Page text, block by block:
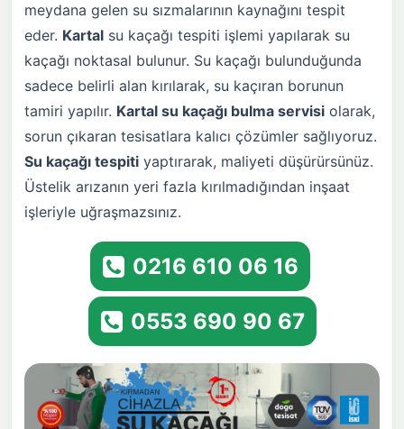
meydana gelen su sızmalarının kaynağını tespit
eder. Kartal su kaçağı tespiti işlemi yapılarak su
kaçağı noktasal bulunur. Su kaçağı bulunduğunda
sadece belirli alan kırılarak, su kaçıran borunun
tamiri yapılır. Kartal su kaçağı bulma servisi olarak,
sorun çıkaran tesisatlara kalıcı çözümler sağlıyoruz.
Su kaçağı tespiti yaptırarak, maliyeti düşürürsünüz.
Üstelik arızanın yeri fazla kırılmadığından inşaat
işleriyle uğraşmazsınız.
0216 610 06 16
0553 690 90 67